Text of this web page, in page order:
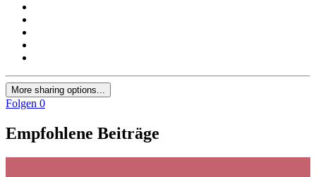
More sharing options...
Folgen 0
Empfohlene Beiträge